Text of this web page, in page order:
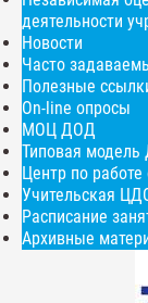
деятельности
Новости
Часто
Полезные
On-line опросы
МОЦ ДОД
Типовая
Центр по
Учительская
Расписание
Архивные